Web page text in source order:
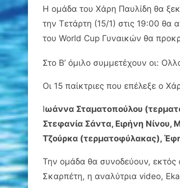
Η ομάδα του Χάρη Παυλίδη θα
την Τετάρτη (15/1) στις 19:00 θα
του World Cup Γυναικών θα
Στο Β’ όμιλο συμμετέχουν οι:
Οι 15 παίκτριες που επέλεξε ο
Ιωάννα Σταματοπούλου
Στεφανία Σάντα, Ειρήνη Νίνου,
Τζούρκα (τερματοφύλακας),
Την ομάδα θα συνοδεύουν, εκτός
Σκαρπέτη, η αναλύτρια video,